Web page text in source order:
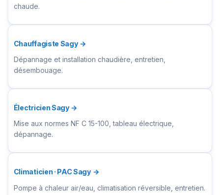
chaude.
Chauffagiste Sagy →
Dépannage et installation chaudière, entretien,
désembouage.
Électricien Sagy →
Mise aux normes NF C 15-100, tableau électrique,
dépannage.
Climaticien · PAC Sagy →
Pompe à chaleur air/eau, climatisation réversible, entretien.